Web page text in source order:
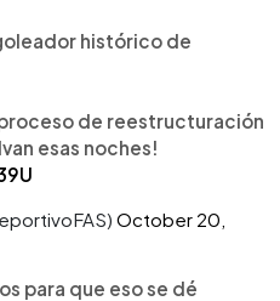
histórico de
de reestructuración
esas noches!
October 20,
para que eso se dé